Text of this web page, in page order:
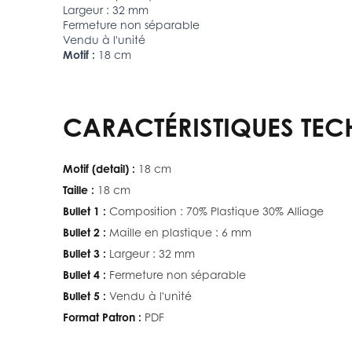
Largeur : 32 mm
Fermeture non séparable
Vendu à l'unité
Motif : 18 cm
CARACTÉRISTIQUES
Motif (detail) : 18 cm
Taille : 18 cm
Bullet 1 : Composition : 70% Plastique 30% Alliage
Bullet 2 : Maille en plastique : 6 mm
Bullet 3 : Largeur : 32 mm
Bullet 4 : Fermeture non séparable
Bullet 5 : Vendu à l'unité
Format Patron : PDF